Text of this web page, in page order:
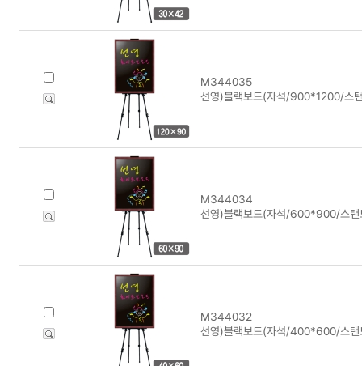
M344035
선영)블랙보드(자석/900*1200/스
M344034
선영)블랙보드(자석/600*900/스탠
M344032
선영)블랙보드(자석/400*600/스탠